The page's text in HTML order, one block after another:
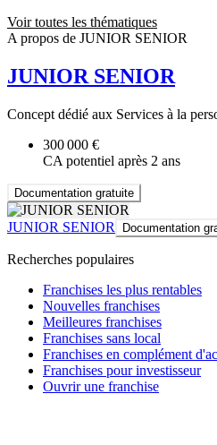
Voir toutes les thématiques
A propos de JUNIOR SENIOR
JUNIOR SENIOR
Concept dédié aux Services à la
300 000 €
CA potentiel après 2 ans
Documentation gratuite
JUNIOR SENIOR Documentation
Recherches populaires
Franchises les plus rentables
Nouvelles franchises
Meilleures franchises
Franchises sans local
Franchises en complément
Franchises pour investisseur
Ouvrir une franchise